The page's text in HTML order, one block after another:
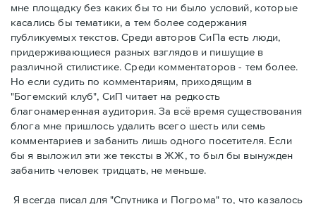
мне площадку без каких бы то ни было условий, которые
касались бы тематики, а тем более содержания
публикуемых текстов. Среди авторов СиПа есть люди,
придерживающиеся разных взглядов и пишущие в
различной стилистике. Среди комментаторов - тем более.
Но если судить по комментариям, приходящим в
"Богемский клуб", СиП читает на редкость
благонамеренная аудитория. За всё время существования
блога мне пришлось удалить всего шесть или семь
комментариев и забанить лишь одного посетителя. Если
бы я выложил эти же тексты в ЖЖ, то был бы вынужден
забанить человек тридцать, не меньше.
Я всегда писал для "Спутника и Погрома" то, что казалось